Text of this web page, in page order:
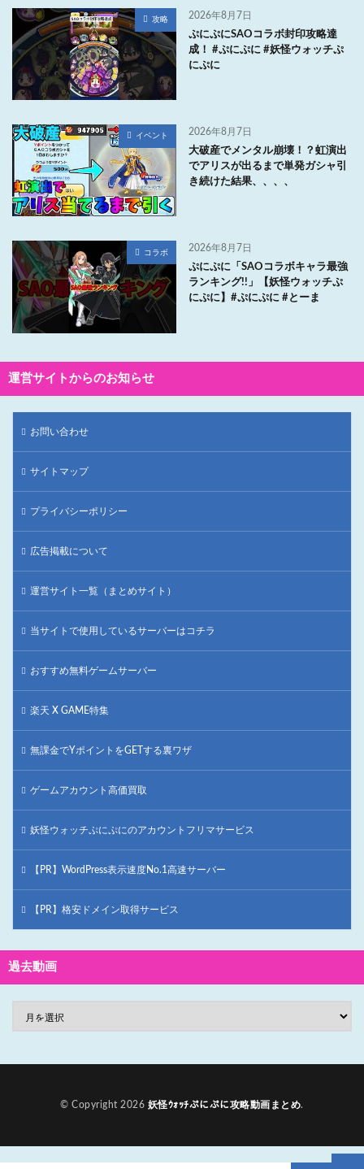
攻略 2026年8月7日
ぷにぷにSAOコラボ封印攻略達
成！ #ぷにぷに #妖怪ウォッチぷ
にぷに
イベント 2026年8月7日
大破産でメンタル崩壊！？虹演出
でアリスが出るまで単発ガシャ引
き続けた結果、、、、
コラボ 2026年8月7日
ぷにぷに「SAOコラボキャラ最強
ランキング!!」【妖怪ウォッチぷ
にぷに】#ぷにぷに #とーま
運営サイトからのお知らせ
お問い合わせ
サイトマップ
プライバシーポリシー
広告掲載について
運営サイト一覧（まとめサイト）
当サイトで使用しているサーバーはコチラ
おすすめ無料ゲームサーバー
楽天 X GAME特集
無課金でYポイントをGETする裏ワザ
ゲームアカウント高価買取
妖怪ウォッチぷにぷにのアカウントフリマサービス
【PR】WordPress表示速度No.1高速サーバー
【PR】格安ドメイン取得サービス
過去動画
© Copyright 2026 妖怪ｳｫｯﾁぷにぷに攻略動画まとめ.